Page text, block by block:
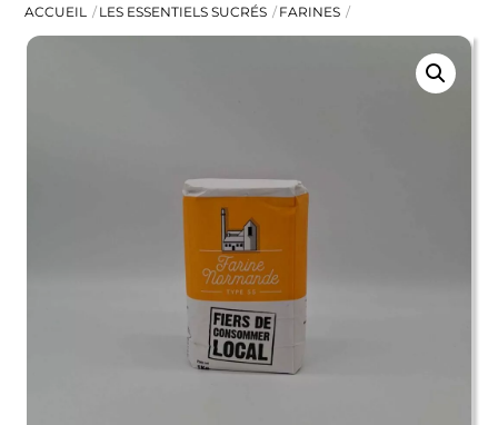
ACCUEIL LES ESSENTIELS SUCRÉS FARINES